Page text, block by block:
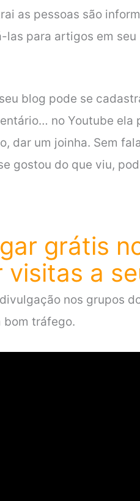
as pessoas são
para artigos em
blog pode se
no Youtube ela
dar um joinha. Sem
gostou do que viu,
grátis
visitas a
nos grupos
bom tráfego.